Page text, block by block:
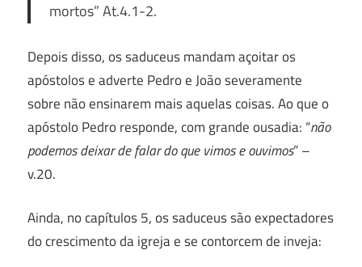
mortos”At.4.1-2.
Depois disso, os saduceus mandam açoitar os
apóstolos e adverte Pedro e João severamente
sobre não ensinarem mais aquelas coisas. Ao que o
apóstolo Pedro responde, com grande ousadia: “não
podemos deixar de falar do que vimos e ouvimos” –
v.20.
Ainda, no capítulos 5, os saduceus são expectadores
do crescimento da igreja e se contorcem de inveja: